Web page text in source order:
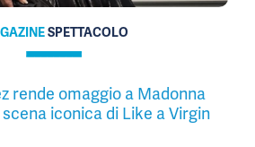
SPETTACOLO
rende omaggio a Madonna
iconica di Like a Virgin